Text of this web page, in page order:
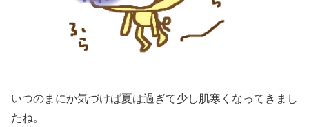
いつのまにか気づけば夏は過ぎて少し肌寒くなってきまし
たね。